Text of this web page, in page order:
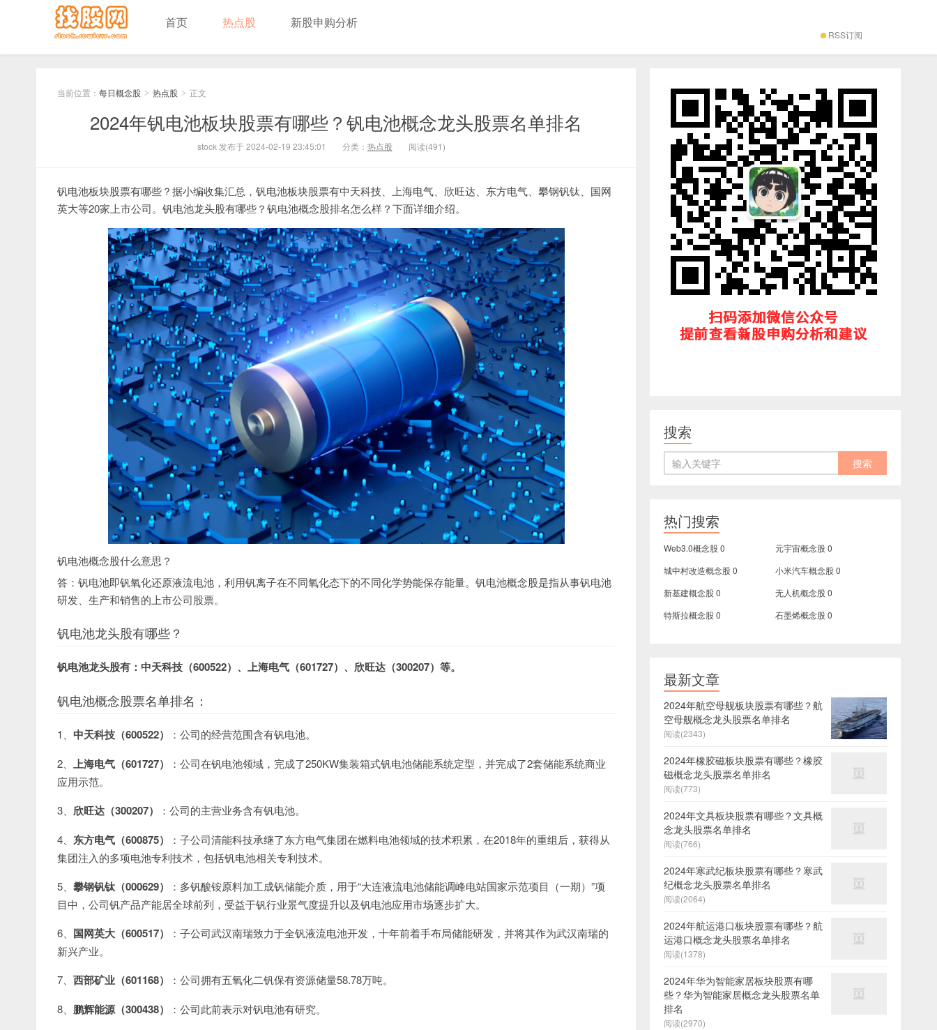
首页 热点股 新股申购分析
RSS订阅
当前位置： 每日概念股 > 热点股 > 正文
2024年钒电池板块股票有哪些？钒电池概念龙头股票名单排名
stock 发布于 2024-02-19 23:45:01 分类： 热点股 阅读(491)
钒电池板块股票有哪些？据小编收集汇总，钒电池板块股票有中天科技、上海电气、欣旺达、东方电气、攀钢钒钛、国网
英大等20家上市公司。钒电池龙头股有哪些？钒电池概念股排名怎么样？下面详细介绍。
钒电池概念股什么意思？
答：钒电池即钒氧化还原液流电池，利用钒离子在不同氧化态下的不同化学势能保存能量。钒电池概念股是指从事钒电池
研发、生产和销售的上市公司股票。
钒电池龙头股有哪些？
钒电池龙头股有：中天科技（600522）、上海电气（601727）、欣旺达（300207）等。
钒电池概念股票名单排名：
1、 中天科技（600522）
：公司的经营范围含有钒电池。
2、 上海电气（601727）
：公司在钒电池领域，完成了250KW集装箱式钒电池储能系统定型，并完成了2套储能系统商业
应用示范。
3、 欣旺达（300207）
：公司的主营业务含有钒电池。
4、 东方电气（600875）
：子公司清能科技承继了东方电气集团在燃料电池领域的技术积累，在2018年的重组后，获得从
集团注入的多项电池专利技术，包括钒电池相关专利技术。
5、 攀钢钒钛（000629）
：多钒酸铵原料加工成钒储能介质，用于“大连液流电池储能调峰电站国家示范项目（一期）”项
目中，公司钒产品产能居全球前列，受益于钒行业景气度提升以及钒电池应用市场逐步扩大。
6、 国网英大（600517）
：子公司武汉南瑞致力于全钒液流电池开发，十年前着手布局储能研发，并将其作为武汉南瑞的
新兴产业。
7、 西部矿业（601168）
：公司拥有五氧化二钒保有资源储量58.78万吨。
8、 鹏辉能源（300438）
：公司此前表示对钒电池有研究。
搜索
热门搜索
Web3.0概念股0 元宇宙概念股0
城中村改造概念股0 小米汽车概念股0
新基建概念股0 无人机概念股0
特斯拉概念股0 石墨烯概念股0
最新文章
2024年航空母舰板块股票有哪些？航
空母舰概念龙头股票名单排名
阅读(2343)
2024年橡胶磁板块股票有哪些？橡胶
磁概念龙头股票名单排名
阅读(773)
2024年文具板块股票有哪些？文具概
念龙头股票名单排名
阅读(766)
2024年寒武纪板块股票有哪些？寒武
纪概念龙头股票名单排名
阅读(2064)
2024年航运港口板块股票有哪些？航
运港口概念龙头股票名单排名
阅读(1378)
2024年华为智能家居板块股票有哪
些？华为智能家居概念龙头股票名单
排名
阅读(2970)